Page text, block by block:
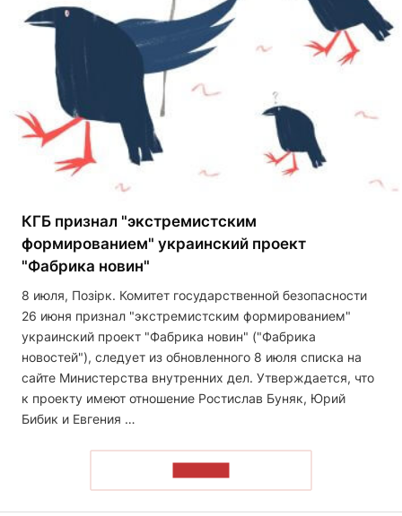
КГБ признал "экстремистским
формированием" украинский проект
"Фабрика новин"
8 июля, Позірк. Комитет государственной безопасности
26 июня признал "экстремистским формированием"
украинский проект "Фабрика новин" ("Фабрика
новостей"), следует из обновленного 8 июля списка на
сайте Министерства внутренних дел. Утверждается, что
к проекту имеют отношение Ростислав Буняк, Юрий
Бибик и Евгения …